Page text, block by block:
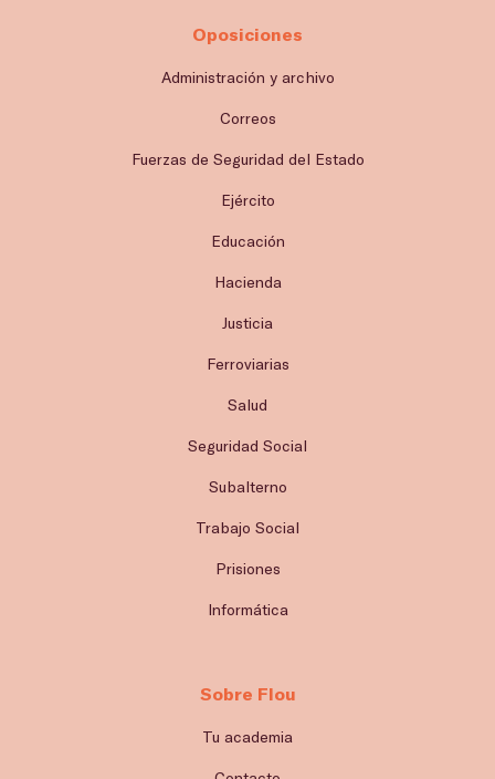
Oposiciones
Administración y archivo
Correos
Fuerzas de Seguridad del Estado
Ejército
Educación
Hacienda
Justicia
Ferroviarias
Salud
Seguridad Social
Subalterno
Trabajo Social
Prisiones
Informática
Sobre Flou
Tu academia